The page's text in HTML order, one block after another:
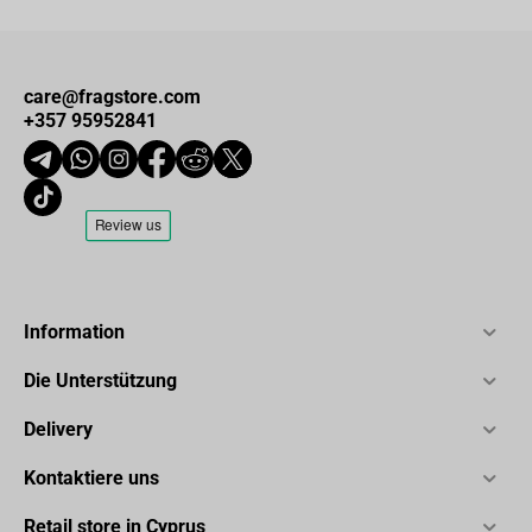
care@fragstore.com
+357 95952841
Information
Die Unterstützung
Delivery
Kontaktiere uns
Retail store in Cyprus